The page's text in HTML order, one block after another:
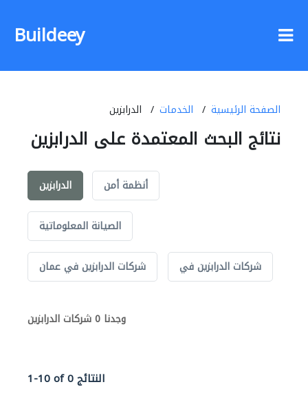
Buildeey
الصفحة الرئيسية الخدمات الدرابزين
نتائج البحث المعتمدة على الدرابزين
الدرابزين أنظمة أمن
الصيانة المعلوماتية
شركات الدرابزين في عمان شركات الدرابزين في
وجدنا 0 شركات الدرابزين
1-10 of 0 النتائج